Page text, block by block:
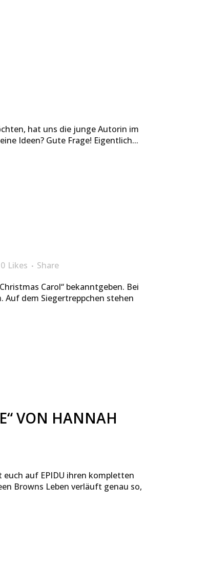
hat uns die junge Autorin im
Ideen? Gute Frage! Eigentlich...
0 Likes
Share
Carol“ bekanntgeben. Bei
Auf dem Siegertreppchen stehen
VON HANNAH
auf EPIDU ihren kompletten
Browns Leben verläuft genau so,